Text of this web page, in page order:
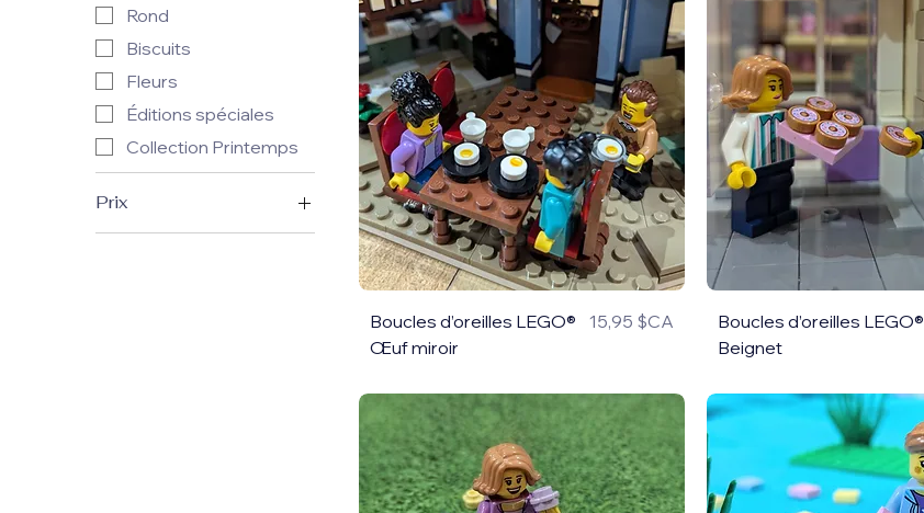
Rond
Biscuits
Fleurs
Éditions spéciales
Collection Printemps
Prix
Boucles d’oreilles LEGO®
Œuf miroir
15,95 $CA
Boucles d’oreilles LEGO®
Beignet